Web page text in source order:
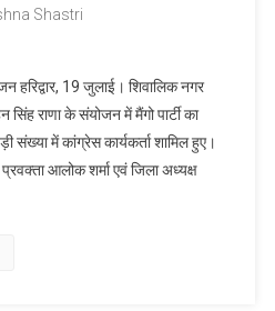
Shastri
हरिद्वार, 19 जुलाई। शिवालिक नगर
राणा के संयोजन में मैंगो पार्टी का
संख्या में कांग्रेस कार्यकर्ता शामिल हुए।
प्रवक्ता आलोक शर्मा एवं जिला अध्यक्ष